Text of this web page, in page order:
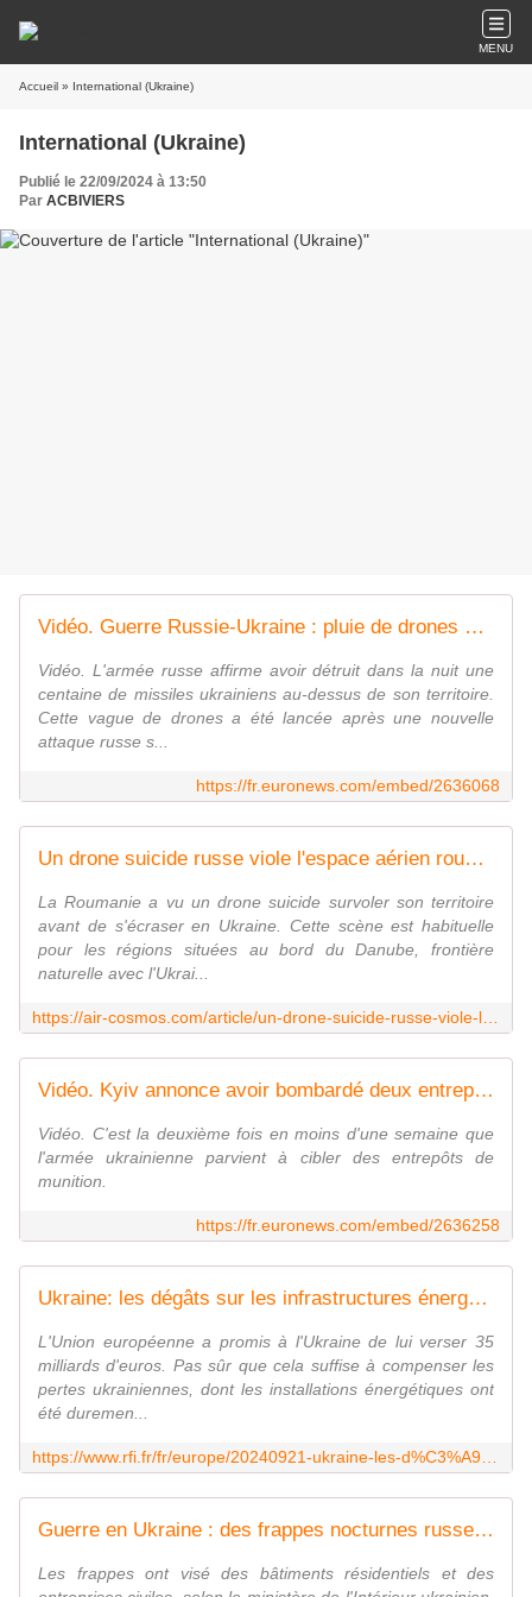
MENU
Accueil » International (Ukraine)
International (Ukraine)
Publié le 22/09/2024 à 13:50
Par ACBIVIERS
Vidéo. Guerre Russie-Ukraine : pluie de drones et de missiles des deux côtés de la frontière
Vidéo. L'armée russe affirme avoir détruit dans la nuit une
centaine de missiles ukrainiens au-dessus de son territoire.
Cette vague de drones a été lancée après une nouvelle
attaque russe s...
https://fr.euronews.com/embed/2636068
Un drone suicide russe viole l'espace aérien roumain, un autre s'écrase en Lettonie avec des explosifs
La Roumanie a vu un drone suicide survoler son territoire
avant de s'écraser en Ukraine. Cette scène est habituelle
pour les régions situées au bord du Danube, frontière
naturelle avec l'Ukrai...
Vidéo. Kyiv annonce avoir bombardé deux entrepôts militaires en Russie
Vidéo. C'est la deuxième fois en moins d'une semaine que
l'armée ukrainienne parvient à cibler des entrepôts de
munition.
https://fr.euronews.com/embed/2636258
Ukraine: les dégâts sur les infrastructures énergétiques promettent un hiver difficile
L'Union européenne a promis à l'Ukraine de lui verser 35
milliards d'euros. Pas sûr que cela suffise à compenser les
pertes ukrainiennes, dont les installations énergétiques ont
été duremen...
Guerre en Ukraine : des frappes nocturnes russes à Kryvyï Rih et Kharkiv font au moins trois morts et 16 blessés
Les frappes ont visé des bâtiments résidentiels et des